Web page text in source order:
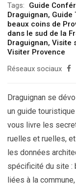
Tags: Guide
Draguignan, Guide
beaux coins de
dans le sud de la
Draguignan, Visite
Visiter Provence
Réseaux sociaux
Draguignan se
un guide
vous livre les
ruelles et ruelles,
les données
spécificité du site :
liées à la